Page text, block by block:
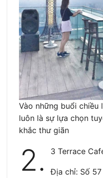
Vào những buổi
luôn là sự lựa chọn
khắc thư giãn
2. 3 Terrace
Địa chỉ: Số